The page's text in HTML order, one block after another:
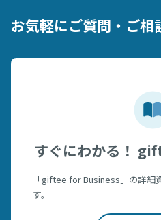
お気軽にご質問・ご相
すぐにわかる！
「giftee for Business」の詳細
す。